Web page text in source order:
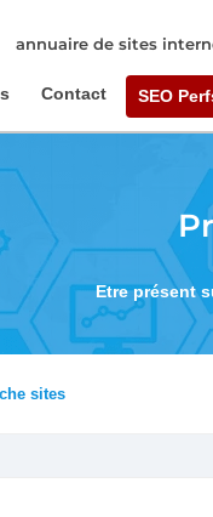
annuaire de sites
Contact SEO
Etre présent
sites